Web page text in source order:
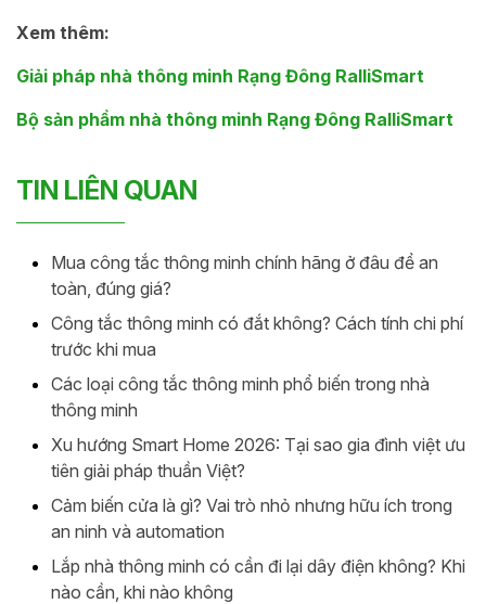
Xem thêm:
Giải pháp nhà thông minh Rạng Đông RalliSmart
Bộ sản phẩm nhà thông minh Rạng Đông RalliSmart
TIN LIÊN QUAN
Mua công tắc thông minh chính hãng ở đâu để an
toàn, đúng giá?
Công tắc thông minh có đắt không? Cách tính chi phí
trước khi mua
Các loại công tắc thông minh phổ biến trong nhà
thông minh
Xu hướng Smart Home 2026: Tại sao gia đình việt ưu
tiên giải pháp thuần Việt?
Cảm biến cửa là gì? Vai trò nhỏ nhưng hữu ích trong
an ninh và automation
Lắp nhà thông minh có cần đi lại dây điện không? Khi
nào cần, khi nào không